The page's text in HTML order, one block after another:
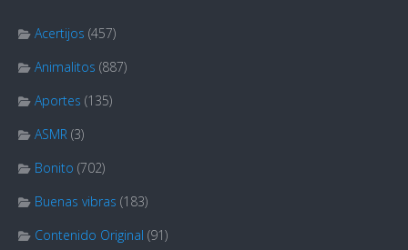
Acertijos (457)
Animalitos (887)
Aportes (135)
ASMR (3)
Bonito (702)
Buenas vibras (183)
Contenido Original (91)